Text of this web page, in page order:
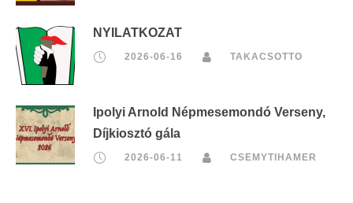
NYILATKOZAT
2026-06-16 TAKACSOTTO
Ipolyi Arnold Népmesemondó Verseny,
Díjkiosztó gála
2026-06-11 CSEMYTIHAMER